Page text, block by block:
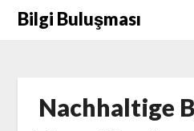
SkipBilgi Buluşması
Nachhaltige